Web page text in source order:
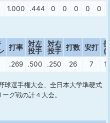
1.000 .444 0 0 0 0 0
打率
対左
投手
対右
投手 打数 安打
(
.269 .500 .250 26 7
球選手権大会、全日本大学準硬式
グ戦の計４大会。